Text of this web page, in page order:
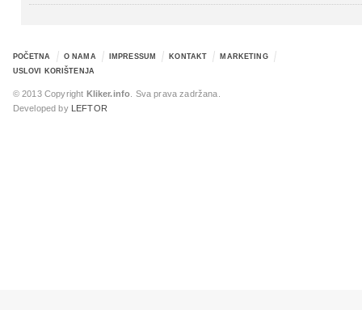
POČETNA O NAMA IMPRESSUM KONTAKT
MARKETING
USLOVI KORIŠTENJA
© 2013 Copyright Kliker.info . Sva prava zadržana.
Developed by
LEFTOR